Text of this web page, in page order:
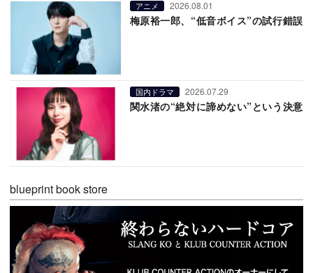
アニメ 2026.08.01
梅原裕一郎、“低音ボイス”の試行錯誤
国内ドラマ 2026.07.29
関水渚の“絶対に諦めない”という決意
blueprint book store